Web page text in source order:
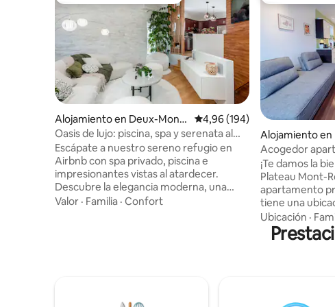
Alojamiento en Deux-Monta
gnes
Calificación promedio: 4,96
4,96 (194)
Oasis de lujo: piscina, spa y serenata al
atardecer
Escápate a nuestro sereno refugio en
Airbnb con spa privado, piscina e
impresionantes vistas al atardecer.
Descubre la elegancia moderna, una
cocina totalmente equipada y una
incluido un hermoso árbol de Scheflera.
Valor · Familia · Confort
Alojamiento en
Acogedor
en el corazón
¡Te damos la
Plateau Mont-
apartamento
tiene una
metros (5
de metro
una variedad
Ubicación ·